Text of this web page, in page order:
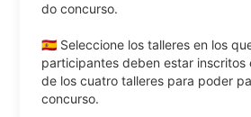
do concurso.
🇪🇸 Seleccione los talleres en los
participantes deben estar inscritos
de los cuatro talleres para poder
concurso.